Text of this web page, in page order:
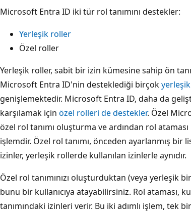
Microsoft Entra ID iki tür rol tanımını destekler:
Yerleşik roller
Özel roller
Yerleşik roller, sabit bir izin kümesine sahip ön
Microsoft Entra ID'nin desteklediği birçok
genişlemektedir. Microsoft Entra ID, daha da
karşılamak için özel rolleri de destekler. Özel
özel rol tanımı oluşturma ve ardından rol
işlemdir. Özel rol tanımı, önceden ayarlanmış
izinler, yerleşik rollerde kullanılan izinlerle aynıdır.
Özel rol tanımınızı oluşturduktan (veya yerleşik
bunu bir kullanıcıya atayabilirsiniz. Rol ataması,
tanımındaki izinleri verir. Bu iki adımlı işlem, tek